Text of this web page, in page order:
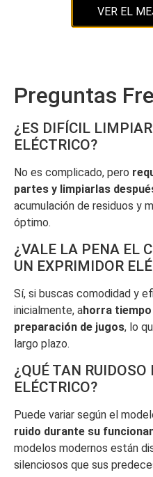
VER EL
Preguntas
¿ES DIFÍCIL
ELÉCTRICO?
No es complicado, pero
partes y limpiarlas
acumulación de residuos y
óptimo.
¿VALE LA PENA EL
UN EXPRIMIDOR
Sí, si buscas comodidad y
inicialmente, ahorra
preparación de jugos, lo
largo plazo.
¿QUÉ TAN
ELÉCTRICO?
Puede variar según el
ruido durante su
modelos modernos están
silenciosos que sus